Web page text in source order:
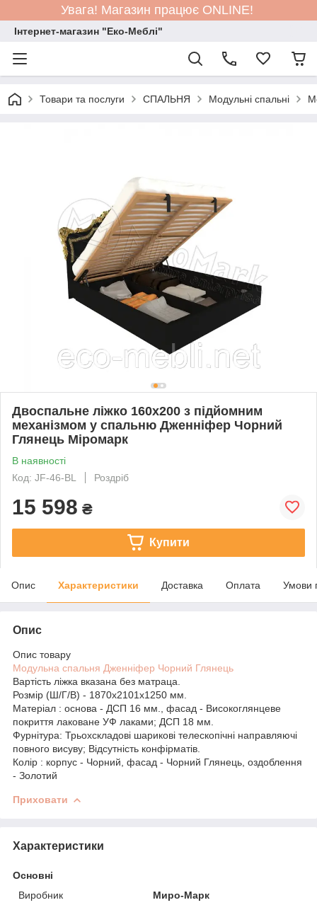
Увага! Магазин працює ONLINE!
Інтернет-магазин "Еко-Меблі"
Товари та послуги СПАЛЬНЯ Модульні спальні
Двоспальне ліжко 160х200 з підйомним
механізмом у спальню Дженніфер Чорний
Глянець Міромарк
В наявності
Код: JF-46-BL
Роздріб
15 598 ₴
Купити
Опис Характеристики Доставка Оплата Умови
Опис
Опис товару
Модульна спальня Дженніфер Чорний Глянець
Вартість ліжка вказана без матраца.
Розмір (Ш/Г/В) - 1870х2101х1250 мм.
Матеріал : основа - ДСП 16 мм., фасад - Високоглянцеве
покриття лаковане УФ лаками; ДСП 18 мм.
Фурнітура: Трьохскладові шарикові телескопічні направляючі
повного висуву; Відсутність конфірматів.
Колір : корпус - Чорний, фасад - Чорний Глянець, оздоблення
- Золотий
Приховати
Характеристики
Основні
Виробник
Миро-Марк